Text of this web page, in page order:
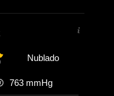
Nublado
763 mmHg